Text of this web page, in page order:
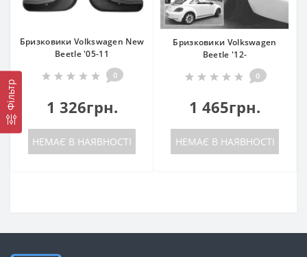
Фільтр
Бризковики Volkswagen New
Beetle '05-11
0
1 326грн.
НЕМАЄ В НАЯВНОСТІ
Бризковики Volkswagen
Beetle '12-
0
1 465грн.
НЕМАЄ В НАЯВНОСТІ